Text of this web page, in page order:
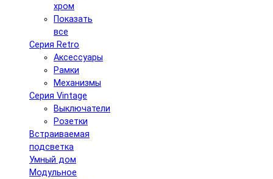
хром
Показать
все
Серия Retro
Аксессуары
Рамки
Механизмы
Серия Vintage
Выключатели
Розетки
Встраиваемая
подсветка
Умный дом
Модульное